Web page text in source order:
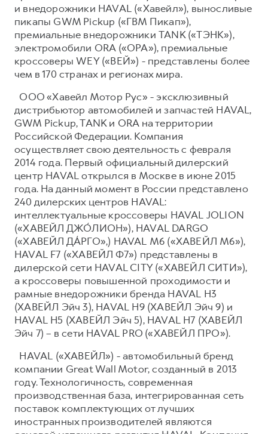
и внедорожники HAVAL («Хавейл»), выносливые
пикапы GWM Pickup («ГВМ Пикап»),
премиальные внедорожники TANK («ТЭНК»),
электромобили ORA («ОРА»), премиальные
кроссоверы WEY («ВЕЙ») - представлены более
чем в 170 странах и регионах мира.
ООО «Хавейл Мотор Рус» - эксклюзивный
дистрибьютор автомобилей и запчастей HAVAL,
GWM Pickup, TANK и ORA на территории
Российской Федерации. Компания
осуществляет свою деятельность с февраля
2014 года. Первый официальный дилерский
центр HAVAL открылся в Москве в июне 2015
года. На данный момент в России представлено
240 дилерских центров HAVAL:
интеллектуальные кроссоверы HAVAL JOLION
(«ХАВЕЙЛ ДЖО́ЛИОН»), HAVAL DARGO
(«ХАВЕЙЛ ДА́РГО»,) HAVAL М6 («ХАВЕЙЛ M6»),
HAVAL F7 («ХАВЕЙЛ Ф7») представлены в
дилерской сети HAVAL CITY («ХАВЕЙЛ СИТИ»),
а кроссоверы повышенной проходимости и
рамные внедорожники бренда HAVAL H3
(ХАВЕЙЛ Эйч 3), HAVAL H9 (ХАВЕЙЛ Эйч 9) и
HAVAL H5 (ХАВЕЙЛ Эйч 5), HAVAL H7 (ХАВЕЙЛ
Эйч 7) – в сети HAVAL PRO («ХАВЕЙЛ ПРО»).
HAVAL («ХАВЕЙЛ») - автомобильный бренд
компании Great Wall Motor, созданный в 2013
году. Технологичность, современная
производственная база, интегрированная сеть
поставок комплектующих от лучших
иностранных производителей являются